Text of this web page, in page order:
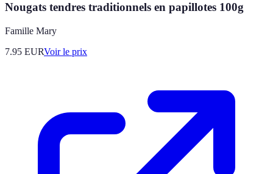
Nougats tendres traditionnels en papillotes 100g
Famille Mary
7.95 EURVoir le prix